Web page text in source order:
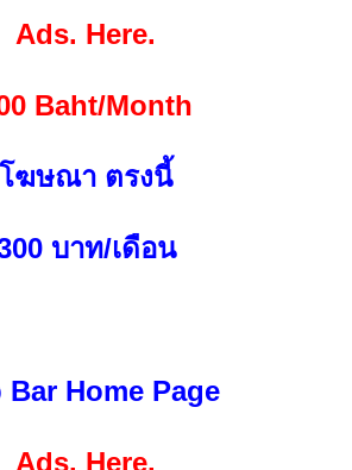
Ads. Here.
Baht/Month
โฆษณา ตรงนี้
บาท/เดือน
Bar Home Page
Ads. Here.